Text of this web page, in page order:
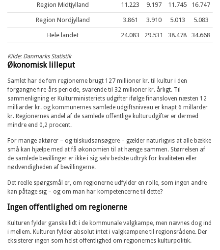
Region Midtjylland 11.223 9.197 11.745 16.747
Region Nordjylland 3.861 3.910 5.013 5.083
Hele landet 24.083 29.531 38.478 34.668
Kilde: Danmarks Statistik
Økonomisk lilleput
Samlet har de fem regionerne brugt 127 millioner kr. til kultur i den
forgangne fire-års periode, svarende til 32 millioner kr. årligt. Til
sammenligning er Kulturministeriets udgifter ifølge finansloven næsten 12
milliarder kr. og kommunernes samlede udgiftsniveau er knapt 6 millarder
kr. Regionernes andel af de samlede offentlige kulturudgifter er dermed
mindre end 0,2 procent.
For mange aktører – og tilskudsansøgere – gælder naturligvis at alle bække
små kan hjælpe med at få økonomien til at hænge sammen. Størrelsen af
de samlede bevillinger er ikke i sig selv bedste udtryk for kvaliteten eller
nødvendigheden af bevillingerne.
Det reelle spørgsmål er, om regionerne udfylder en rolle, som ingen andre
kan påtage sig – og om man har kompetencerne til dette?
Ingen offentlighed om regionerne
Kulturen fylder ganske lidt i de kommunale valgkampe, men nævnes dog ind
i mellem. Kulturen fylder absolut intet i valgkampene til regionsrådene. Der
eksisterer ingen som helst offentlighed om regionernes kulturpolitik.